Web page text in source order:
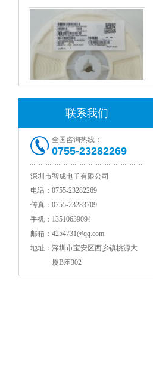
村田电感LQW18AN15NG00D
联系我们
全国咨询热线：
0755-23282269
深圳市智成电子有限公司
电话： 0755-23282269
传真： 0755-23283709
手机： 13510639094
邮箱： 4254731@qq.com
地址： 深圳市宝安区西乡镇桃源大
厦B座302